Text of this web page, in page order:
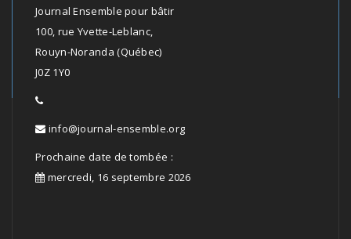
Journal Ensemble pour bâtir
100, rue Yvette-Leblanc,
Rouyn-Noranda (Québec)
J0Z 1Y0
info@journal-ensemble.org
Prochaine date de tombée :
mercredi, 16 septembre 2026